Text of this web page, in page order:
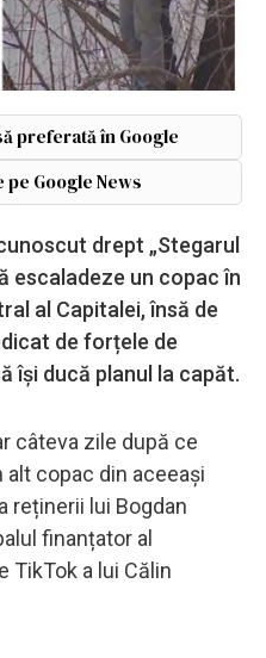
preferată în Google
Google News
drept „Stegarul
escaladeze un copac în
al Capitalei, însă de
de forțele de
își ducă planul la capăt.
câteva zile după ce
copac din aceeași
reținerii lui Bogdan
finanțator al
TikTok a lui Călin